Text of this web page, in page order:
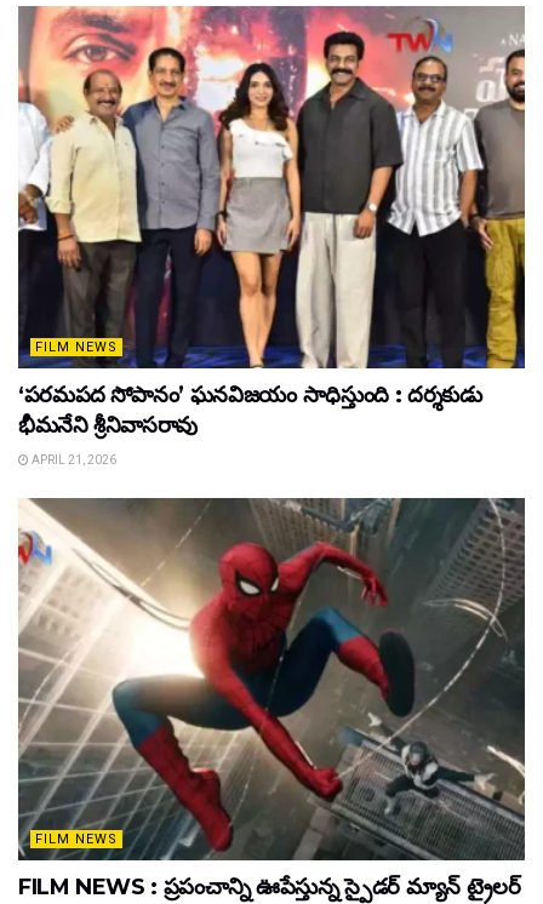
FILM NEWS
‘పరమపద సోపానం’ ఘనవిజయం సాధిస్తుంది : దర్శకుడు
భీమనేని శ్రీనివాసరావు
APRIL 21, 2026
FILM NEWS
FILM NEWS : ప్రపంచాన్ని ఊపేస్తున్న స్పైడర్ మ్యాన్ ట్రైలర్